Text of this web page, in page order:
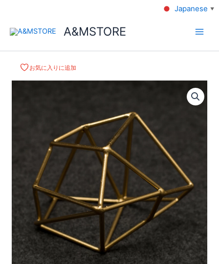
A&MSTORE
お気に入りに追加
Japanese ▼